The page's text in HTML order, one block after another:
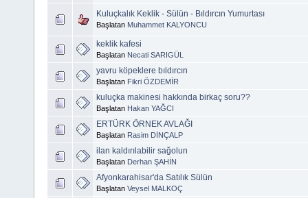
Kuluçkalık Keklik - Sülün - Bıldırcın Yumurtası
Başlatan Muhammet KALYONCU
keklik kafesi
Başlatan Necati SARIGÜL
yavru köpeklere bıldırcın
Başlatan Fikri ÖZDEMİR
kuluçka makinesi hakkında birkaç soru??
Başlatan Hakan YAĞCI
ERTÜRK ÖRNEK AVLAĞI
Başlatan Rasim DİNÇALP
ilan kaldırılabilir sağolun
Başlatan Derhan ŞAHİN
Afyonkarahisar'da Satılık Sülün
Başlatan Veysel MALKOÇ